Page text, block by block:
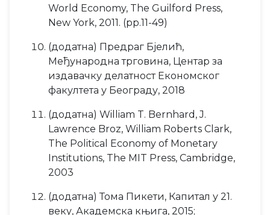
World Economy, The Guilford Press,
New York, 2011. (pp.11-49)
(додатна) Предраг Бјелић,
Међународна трговина, Центар за
издавачку делатност Економског
факултета у Београду, 2018
(додатна) William T. Bernhard, J.
Lawrence Broz, William Roberts Clark,
The Political Economy of Monetary
Institutions, The MIT Press, Cambridge,
2003
(додатна) Тома Пикети, Капитал у 21.
веку, Академска књига, 2015;